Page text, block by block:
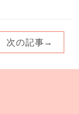
次の記事→